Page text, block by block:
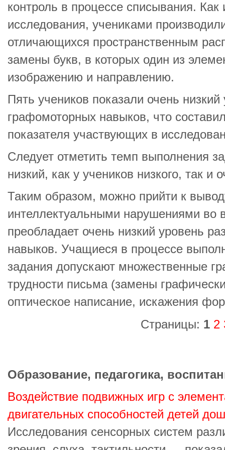
контроль в процессе списывания. Как
исследования, учениками
отличающихся пространственным
замены букв, в которых один из
изображению и направлению.
Пять учеников показали очень низкий
графомоторных навыков, что
показателя участвующих в
Следует отметить темп выполнения
низкий, как у учеников низкого, так и
Таким образом, можно прийти к
интеллектуальными нарушениями во
преобладает очень низкий уровень
навыков. Учащиеся в процессе
задания допускают множественные
трудности письма (замены
оптическое написание, искажения
Страницы: 1 2
Образование, педагогика,
Воздействие подвижных игр с
двигательных способностей детей
Исследования сенсорных систем